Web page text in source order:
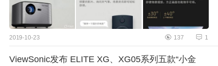
2019-10-23 137 1
ViewSonic发布 ELITE XG、XG05系列五款“小金